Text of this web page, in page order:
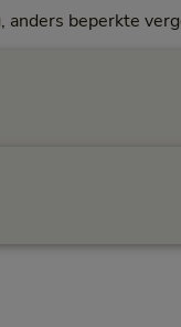
anders beperkte